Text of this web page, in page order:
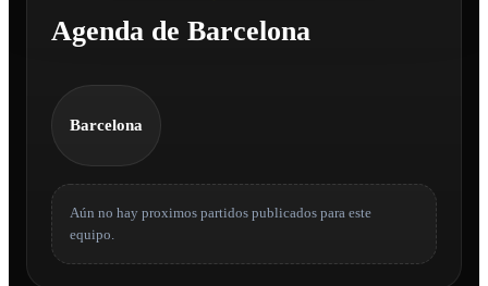
Agenda de Barcelona
Barcelona
Aún no hay proximos partidos publicados para este
equipo.